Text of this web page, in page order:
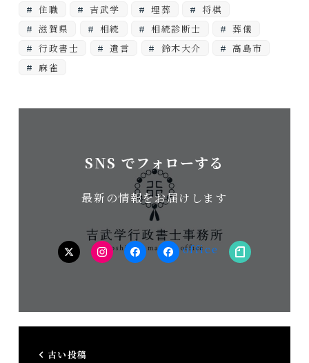
住職 吉武学 埋葬
将棋
滋賀県
相続 相続診断士
葬儀
行政書士
遺言 鈴木大介
高島市
麻雀
SNS でフォローする
最新の情報をお届けします
twitterInstagramfacebook（個
facebook（事note
古い投稿